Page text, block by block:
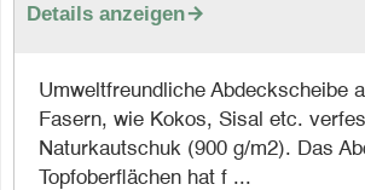
Details anzeigen
Umweltfreundliche Abdeckscheibe
Fasern, wie Kokos, Sisal etc.
Naturkautschuk (900 g/m2). Das
Topfoberflächen hat f ...